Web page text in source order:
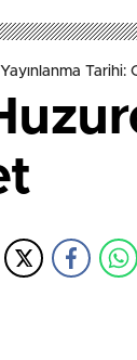
Yayınlanma Tarihi: